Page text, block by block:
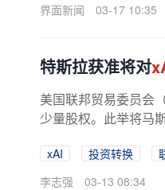
界面新闻
03-17 10:35
特斯拉获准将对
美国联邦贸易委员会
少量股权。此举将马
xAI 投资转换
李志强
03-13 08:34